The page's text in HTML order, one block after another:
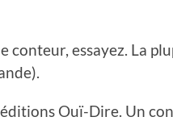
conteur, essayez. La
éditions Ouï-Dire. Un